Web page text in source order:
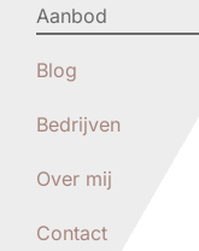
Aanbod
Blog
Bedrijven
Over mij
Contact